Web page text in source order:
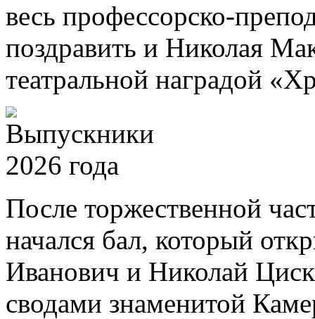
весь профессорско-
поздравить и Николая
театральной наградой
После торжественной
начался бал, который
Иванович и Николай
сводами знаменитой